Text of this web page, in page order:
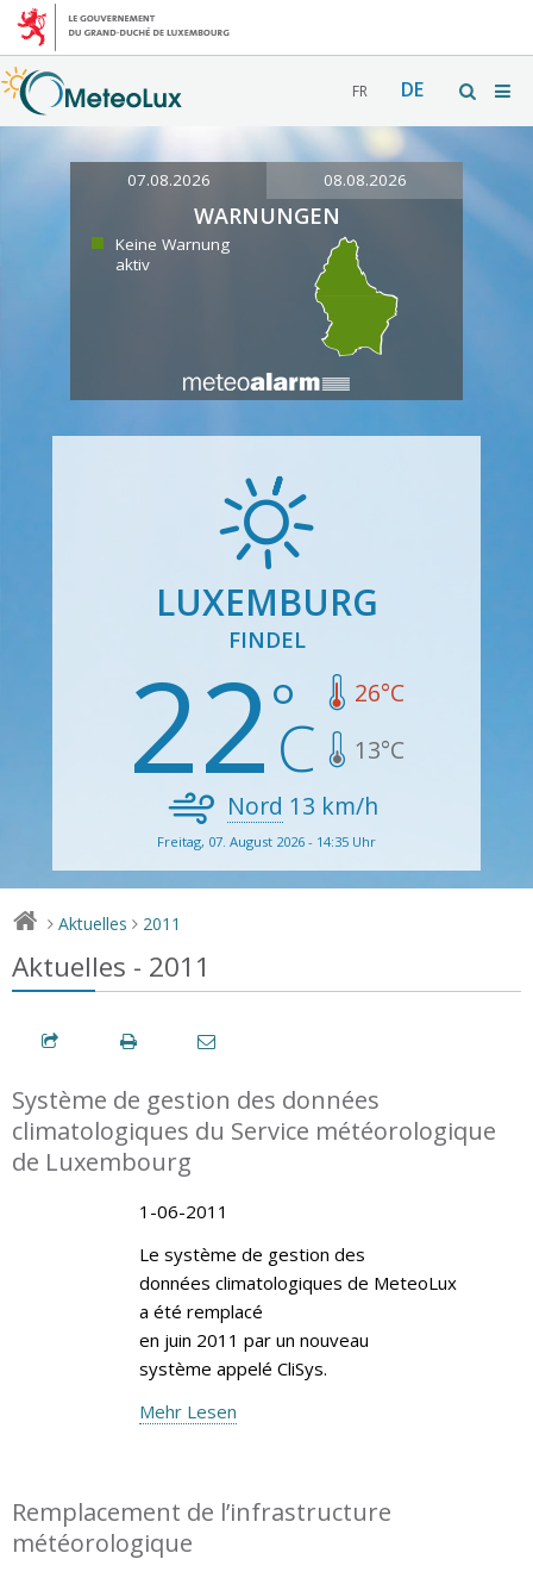
FR DE
07.08.2026 08.08.2026
WARNUNGEN
Keine Warnung
aktiv
LUXEMBURG
FINDEL
22 26°C
13°C
Nord 13 km/h
Freitag, 07. August 2026 - 14:35 Uhr
> Aktuelles > 2011
Aktuelles - 2011
Système de gestion des données
climatologiques du Service météorologique
de Luxembourg
1-06-2011
Le système de gestion des
données climatologiques de MeteoLux
a été remplacé
en juin 2011 par un nouveau
système appelé CliSys.
Mehr Lesen
Remplacement de l’infrastructure
météorologique